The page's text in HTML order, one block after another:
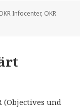
Infocenter, OKR
(Objectives und